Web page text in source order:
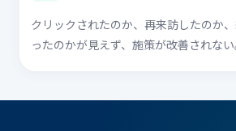
クリックされたのか、再来訪したのか
ったのかが見えず、施策が改善されない